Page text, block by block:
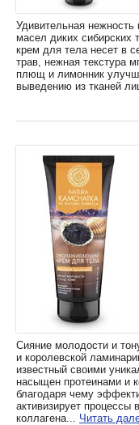
Удивительная
масел диких сибирских
крем для тела несет в
трав, нежная текстура
плющ и лимонник
выведению из тканей
Сияние молодости и
и королевской
известный своими
насыщен протеинами и
благодаря чему
активизирует процессы
коллагена... Читать